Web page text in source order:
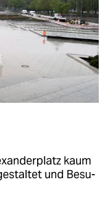
kaum
und Be­su­